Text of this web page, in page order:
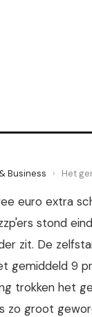
Business › Het
euro extra
stond
zit. De
gemiddeld 9
trokken het
zo groot